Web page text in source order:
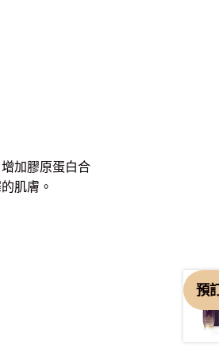
加膠原蛋白合
肌膚。
預